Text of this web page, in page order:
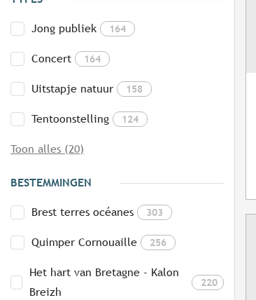
Jong publiek 164
Concert 164
Uitstapje natuur 158
Tentoonstelling 124
Toon alles (20)
BESTEMMINGEN
Brest terres océanes 303
Quimper Cornouaille 256
Het hart van Bretagne - Kalon
Breizh
220